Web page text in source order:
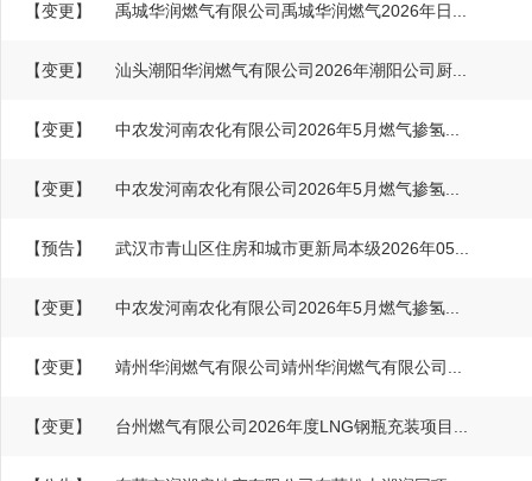
【变更】 禹城华润燃气有限公司禹城华润燃气2026年日...
【变更】 汕头潮阳华润燃气有限公司2026年潮阳公司厨...
【变更】 中农发河南农化有限公司2026年5月燃气掺氢...
【变更】 中农发河南农化有限公司2026年5月燃气掺氢...
【预告】 武汉市青山区住房和城市更新局本级2026年05...
【变更】 中农发河南农化有限公司2026年5月燃气掺氢...
【变更】 靖州华润燃气有限公司靖州华润燃气有限公司...
【变更】 台州燃气有限公司2026年度LNG钢瓶充装项目...